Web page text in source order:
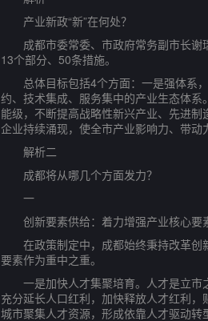
产业新政“新”在何处？
成都市委常委、市政府常务副市长谢瑞
13个部分、50条措施。
总体目标包括4个方面：一是强体系，
约、技术集成、服务集中的产业生态体
能级，不断提高战略性新兴产业、先进
企业持续涌现，使全市产业影响力、带动
解析二
成都将从哪几个方面发力？
一
创新要素供给：着力增强产业核心要
在政策制定中，成都始终秉持改革创
要素作为重中之重。
一是加快人才集聚培育。人才是立市之
充分延长人口红利，加快释放人才红利
城市聚集人才资源，形成依靠人才驱动转